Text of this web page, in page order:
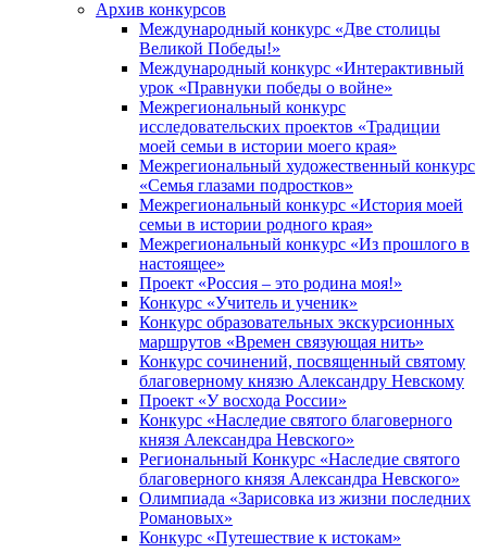
Архив конкурсов
Международный конкурс «Две столицы
Великой Победы!»
Международный конкурс «Интерактивный
урок «Правнуки победы о войне»
Межрегиональный конкурс
исследовательских проектов «Традиции
моей семьи в истории моего края»
Межрегиональный художественный конкурс
«Семья глазами подростков»
Межрегиональный конкурс «История моей
семьи в истории родного края»
Межрегиональный конкурс «Из прошлого в
настоящее»
Проект «Россия – это родина моя!»
Конкурс «Учитель и ученик»
Конкурс образовательных экскурсионных
маршрутов «Времен связующая нить»
Конкурс сочинений, посвященный святому
благоверному князю Александру Невскому
Проект «У восхода России»
Конкурс «Наследие святого благоверного
князя Александра Невского»
Региональный Конкурс «Наследие святого
благоверного князя Александра Невского»
Олимпиада «Зарисовка из жизни последних
Романовых»
Конкурс «Путешествие к истокам»